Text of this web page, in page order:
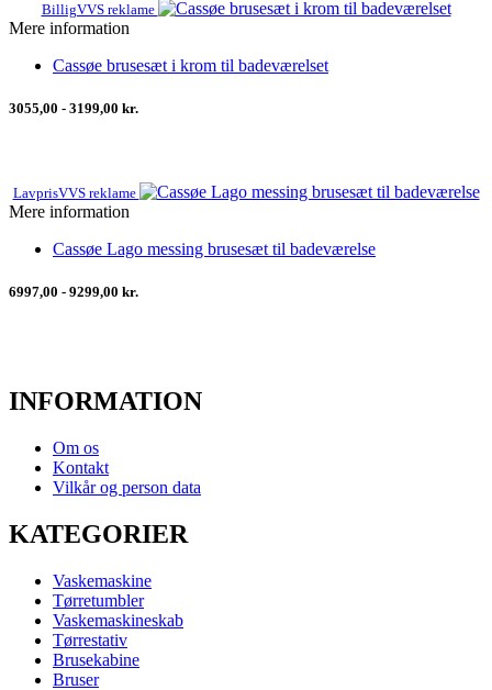
BilligVVS reklame
Mere information
Cassøe brusesæt i krom til badeværelset
3055,00 - 3199,00 kr.
LavprisVVS reklame
Mere information
Cassøe Lago messing brusesæt til badeværelse
6997,00 - 9299,00 kr.
INFORMATION
Om os
Kontakt
Vilkår og person data
KATEGORIER
Vaskemaskine
Tørretumbler
Vaskemaskineskab
Tørrestativ
Brusekabine
Bruser